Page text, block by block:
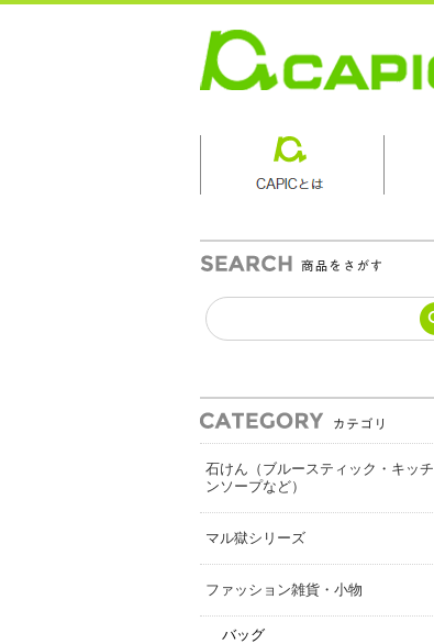
石けん（ブルースティック・キッチ
ンソープなど）
マル獄シリーズ
ファッション雑貨・小物
バッグ